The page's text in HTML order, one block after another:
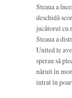
Steaua a
deschidă
jucătorul cu
Steaua a
United le
sperau să
năruit în
intrat în